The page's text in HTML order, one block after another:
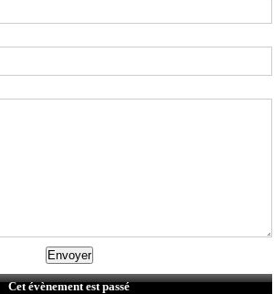
Cet évènement est passé